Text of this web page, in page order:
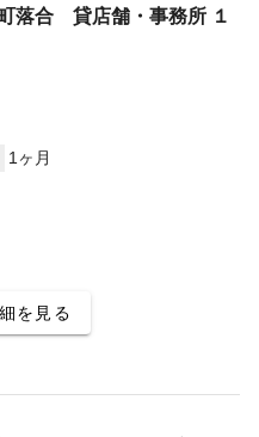
落合 貸店舗・事務所 １
1ヶ月
を見る